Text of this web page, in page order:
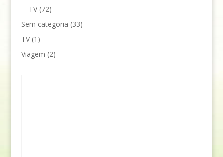
TV(72)
Sem categoria (33)
TV(1)
Viagem (2)